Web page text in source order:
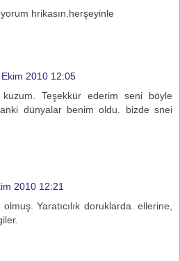
hrikasın.herşeyinle
2010 12:05
Teşekkür ederim seni böyle
dünyalar benim oldu. bizde snei
2010 12:21
Yaratıcılık doruklarda. ellerine,